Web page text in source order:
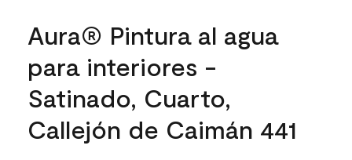
Aura® Pintura al agua
para interiores -
Satinado, Cuarto,
Callejón de Caimán 441